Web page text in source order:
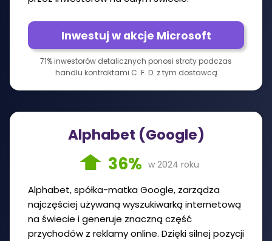
Inwestuj w akcje Microsoft
71% inwestorów detalicznych ponosi straty podczas
handlu kontraktami C. F. D. z tym dostawcą
Alphabet (Google)
Alphabet, spółka-matka Google, zarządza
najczęściej używaną wyszukiwarką internetową
na świecie i generuje znaczną część
przychodów z reklamy online. Dzięki silnej pozycji
36% w 2024 roku